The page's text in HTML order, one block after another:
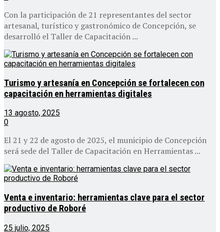
Con la participación de 21 representantes del sector
artesanal, turístico y gastronómico de Concepción, se
desarrolló el Taller de Capacitación ...
Turismo y artesanía en Concepción se fortalecen con
capacitación en herramientas digitales
13 agosto, 2025
0
El 21 y 22 de agosto de 2025, el municipio de Concepción
será sede del Taller de Capacitación en Herramientas ...
Venta e inventario: herramientas clave para el sector
productivo de Roboré
25 julio, 2025